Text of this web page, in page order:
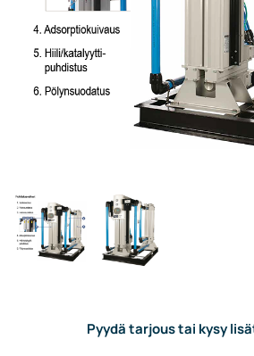
Pyydä tarjous tai kysy